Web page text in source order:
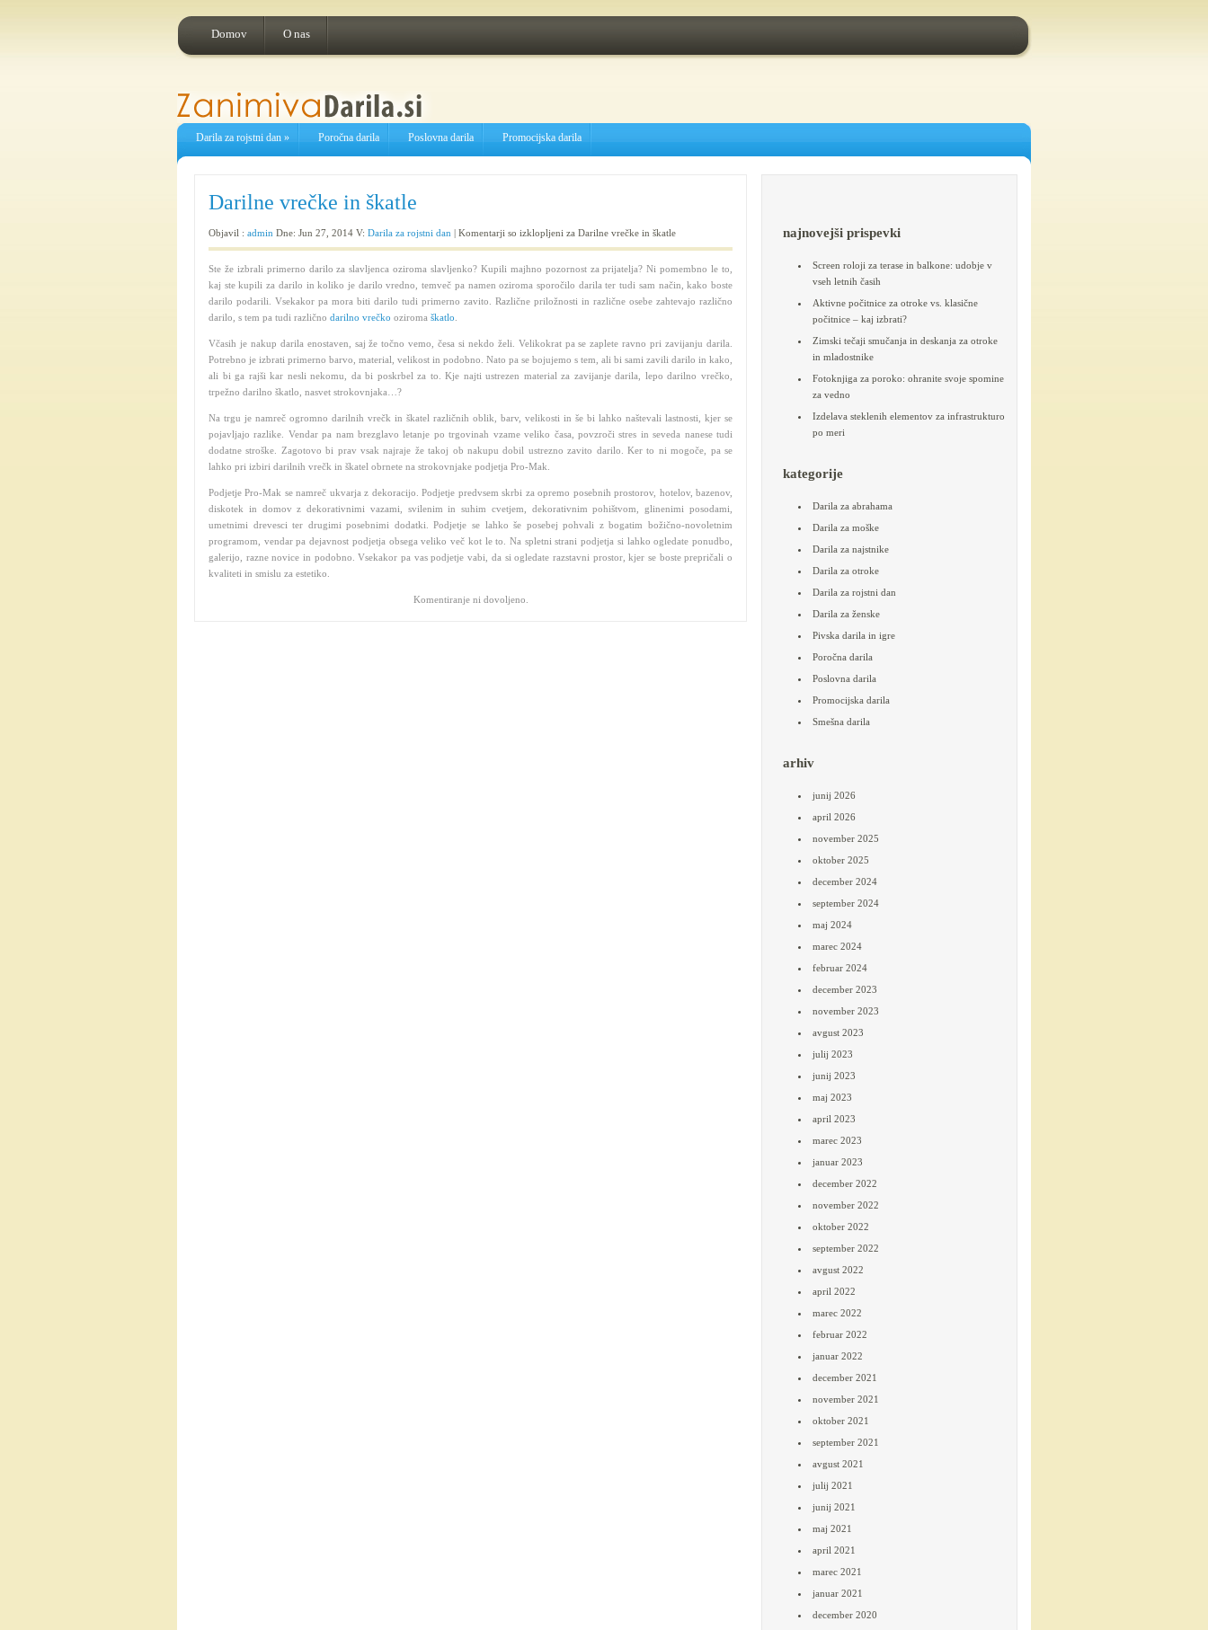
Domov O nas
Darila za rojstni dan » Poročna darila Poslovna darila Promocijska darila
Darilne vrečke in škatle
Objavil : admin Dne: Jun 27, 2014 V: Darila za rojstni dan | Komentarji so izklopljeni za Darilne vrečke in škatle
Ste že izbrali primerno darilo za slavljenca oziroma slavljenko? Kupili majhno pozornost za prijatelja? Ni pomembno le to,
kaj ste kupili za darilo in koliko je darilo vredno, temveč pa namen oziroma sporočilo darila ter tudi sam način, kako boste
darilo podarili. Vsekakor pa mora biti darilo tudi primerno zavito. Različne priložnosti in različne osebe zahtevajo različno
darilo, s tem pa tudi različno darilno vrečko oziroma škatlo
Včasih je nakup darila enostaven, saj že točno vemo, česa si nekdo želi. Velikokrat pa se zaplete ravno pri zavijanju darila.
Potrebno je izbrati primerno barvo, material, velikost in podobno. Nato pa se bojujemo s tem, ali bi sami zavili darilo in kako,
ali bi ga rajši kar nesli nekomu, da bi poskrbel za to. Kje najti ustrezen material za zavijanje darila, lepo darilno vrečko,
trpežno darilno škatlo, nasvet strokovnjaka…?
Na trgu je namreč ogromno darilnih vrečk in škatel različnih oblik, barv, velikosti in še bi lahko naštevali lastnosti, kjer se
pojavljajo razlike. Vendar pa nam brezglavo letanje po trgovinah vzame veliko časa, povzroči stres in seveda nanese tudi
dodatne stroške. Zagotovo bi prav vsak najraje že takoj ob nakupu dobil ustrezno zavito darilo. Ker to ni mogoče, pa se
lahko pri izbiri darilnih vrečk in škatel obrnete na strokovnjake podjetja Pro-Mak.
Podjetje Pro-Mak se namreč ukvarja z dekoracijo. Podjetje predvsem skrbi za opremo posebnih prostorov, hotelov, bazenov,
diskotek in domov z dekorativnimi vazami, svilenim in suhim cvetjem, dekorativnim pohištvom, glinenimi posodami,
umetnimi drevesci ter drugimi posebnimi dodatki. Podjetje se lahko še posebej pohvali z bogatim božično-novoletnim
programom, vendar pa dejavnost podjetja obsega veliko več kot le to. Na spletni strani podjetja si lahko ogledate ponudbo,
galerijo, razne novice in podobno. Vsekakor pa vas podjetje vabi, da si ogledate razstavni prostor, kjer se boste prepričali o
kvaliteti in smislu za estetiko.
Komentiranje ni dovoljeno.
najnovejši prispevki
Screen roloji za terase in balkone: udobje v
vseh letnih časih
Aktivne počitnice za otroke vs. klasične
počitnice – kaj izbrati?
Zimski tečaji smučanja in deskanja za otroke
in mladostnike
Fotoknjiga za poroko: ohranite svoje spomine
za vedno
Izdelava steklenih elementov za infrastrukturo
po meri
kategorije
Darila za abrahama
Darila za moške
Darila za najstnike
Darila za otroke
Darila za rojstni dan
Darila za ženske
Pivska darila in igre
Poročna darila
Poslovna darila
Promocijska darila
Smešna darila
arhiv
junij 2026
april 2026
november 2025
oktober 2025
december 2024
september 2024
maj 2024
marec 2024
februar 2024
december 2023
november 2023
avgust 2023
julij 2023
junij 2023
maj 2023
april 2023
marec 2023
januar 2023
december 2022
november 2022
oktober 2022
september 2022
avgust 2022
april 2022
marec 2022
februar 2022
januar 2022
december 2021
november 2021
oktober 2021
september 2021
avgust 2021
julij 2021
junij 2021
maj 2021
april 2021
marec 2021
januar 2021
december 2020